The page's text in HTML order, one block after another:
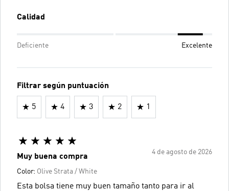
Calidad
Deficiente Excelente
Filtrar según puntuación
5 4 3 2 1
4 de agosto de 2026
Muy buena compra
Color: Olive Strata / White
Esta bolsa tiene muy buen tamaño tanto para ir al